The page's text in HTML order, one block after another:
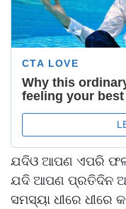
ଯଦିଓ ଆପଣ ଏପରି ଫଳ
ଯଦି ଆପଣ ପ୍ରତିଦିନ
ସମସ୍ୟା ଧୀରେ ଧୀରେ